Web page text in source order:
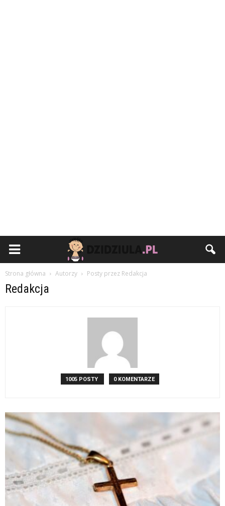
Strona główna Autorzy Posty przez Redakcja
Redakcja
1005 POSTY 0 KOMENTARZE